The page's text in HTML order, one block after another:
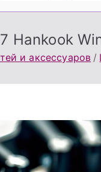
Hankook
и аксессуаров